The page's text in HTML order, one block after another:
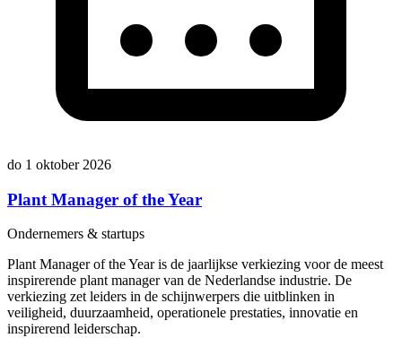
do 1 oktober 2026
Plant Manager of the Year
Ondernemers & startups
Plant Manager of the Year is de jaarlijkse verkiezing voor de meest
inspirerende plant manager van de Nederlandse industrie. De
verkiezing zet leiders in de schijnwerpers die uitblinken in
veiligheid, duurzaamheid, operationele prestaties, innovatie en
inspirerend leiderschap.